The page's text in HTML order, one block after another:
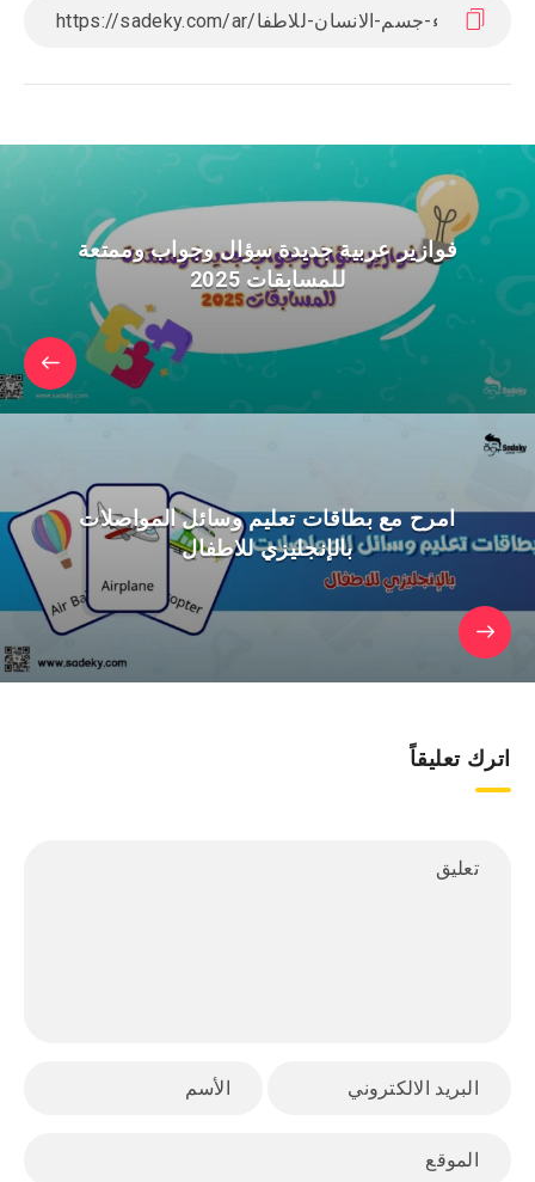
فوازير عربية جديدة سؤال وجواب وممتعة
للمسابقات 2025
امرح مع بطاقات تعليم وسائل المواصلات
بالإنجليزي للاطفال
اترك تعليقاً